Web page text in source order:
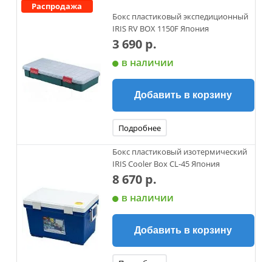
Распродажа
Бокс пластиковый экспедиционный
IRIS RV BOX 1150F Япония
3 690 р.
в наличии
Добавить в корзину
Подробнее
Бокс пластиковый изотермический
IRIS Cooler Box CL-45 Япония
8 670 р.
в наличии
Добавить в корзину